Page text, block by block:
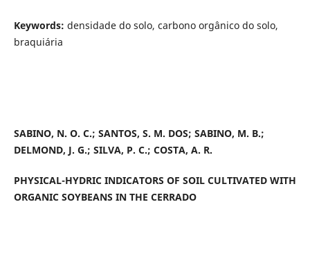
Keywords: densidade do solo, carbono orgânico do solo,
braquiária
SABINO, N. O. C.; SANTOS, S. M. DOS; SABINO, M. B.;
DELMOND, J. G.; SILVA, P. C.; COSTA, A. R.
PHYSICAL-HYDRIC INDICATORS OF SOIL CULTIVATED WITH
ORGANIC SOYBEANS IN THE CERRADO